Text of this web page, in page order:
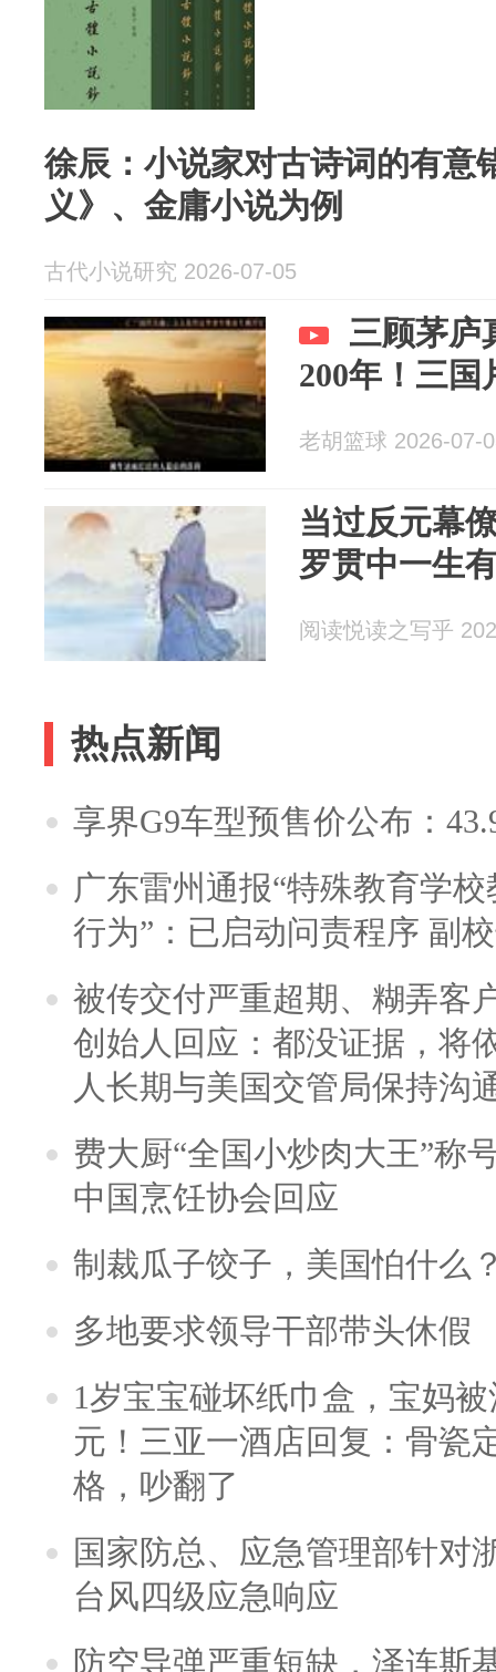
徐辰：小说家对古诗词的有
义》、金庸小说为例
古代小说研究 2026-07-05
三顾茅庐
200年！三国
老胡篮球 2026-07-
当过反元幕
罗贯中一生
阅读悦读之写乎
热点新闻
享界G9车型预售价公布：
广东雷州通报“特殊教育学
行为”：已启动问责程序 副
被传交付严重超期、糊弄客
创始人回应：都没证据，将
人长期与美国交管局保持沟
费大厨“全国小炒肉大王”称
中国烹饪协会回应
制裁瓜子饺子，美国怕什么
多地要求领导干部带头休假
1岁宝宝碰坏纸巾盒，宝妈
元！三亚一酒店回复：骨瓷
格，吵翻了
国家防总、应急管理部针对
台风四级应急响应
防空导弹严重短缺，泽连斯